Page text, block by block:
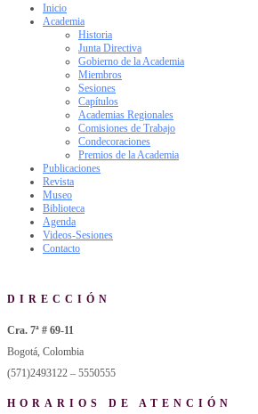
Inicio
Academia
Historia
Junta Directiva
Gobierno de la Academia
Miembros
Sesiones
Capítulos
Academias Regionales
Comisiones de Trabajo
Condecoraciones
Premios de la Academia
Publicaciones
Revista
Museo
Biblioteca
Agenda
Videos-Sesiones
Contacto
DIRECCIÓN
Cra. 7ª # 69-11
Bogotá, Colombia
(571)2493122 – 5550555
HORARIOS DE ATENCIÓN